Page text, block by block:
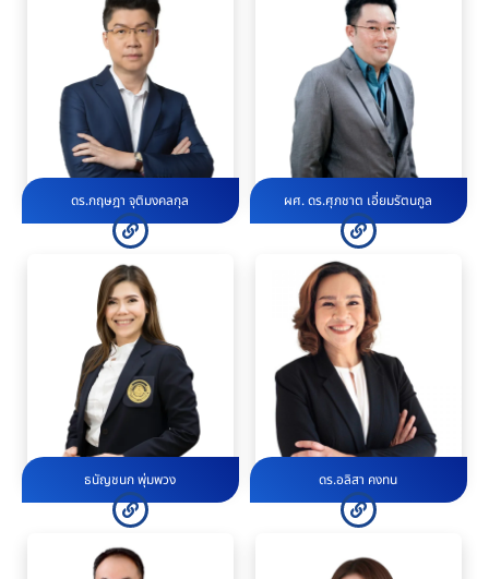
ดร.กฤษฎา จุติมงคลกุล ผศ. ดร.ศุภชาต เอี่ยมรัตนกูล
ธนัญชนก พุ่มพวง ดร.อลิสา คงทน